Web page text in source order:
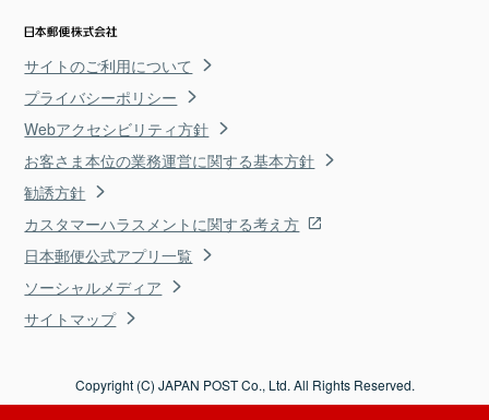
サイトのご利用について
プライバシーポリシー
Webアクセシビリティ方針
お客さま本位の業務運営に関する基本方針
勧誘方針
カスタマーハラスメントに関する考え方
日本郵便公式アプリ一覧
ソーシャルメディア
サイトマップ
Copyright (C) JAPAN POST Co., Ltd. All Rights Reserved.